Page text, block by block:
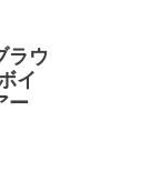
ラウ
イ
ー